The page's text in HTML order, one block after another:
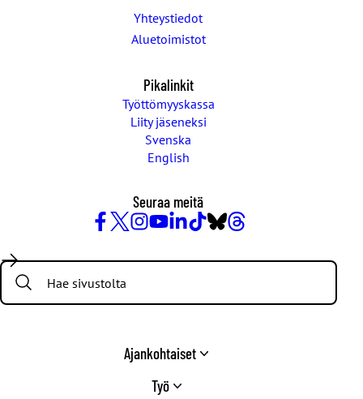
Yhteystiedot
Aluetoimistot
Pikalinkit
Työttömyyskassa
Liity jäseneksi
Svenska
English
Seuraa meitä
/
Twitter
Search:
Ajankohtaiset
Työ